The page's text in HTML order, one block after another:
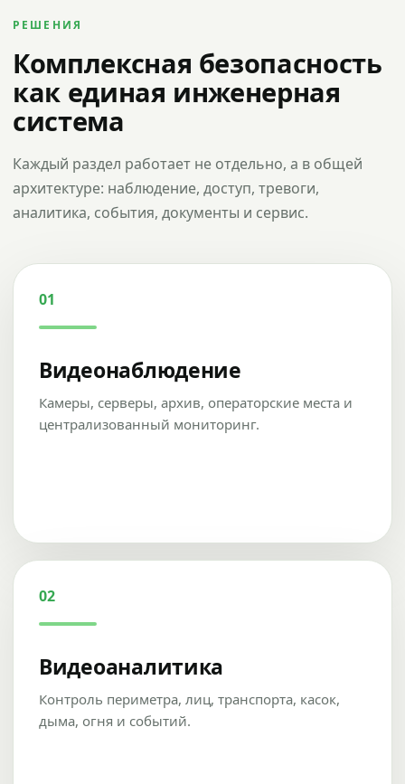
РЕШЕНИЯ
Комплексная безопасность
как единая инженерная
система
Каждый раздел работает не отдельно, а в общей
архитектуре: наблюдение, доступ, тревоги,
аналитика, события, документы и сервис.
01
Видеонаблюдение
Камеры, серверы, архив, операторские места и
централизованный мониторинг.
02
Видеоаналитика
Контроль периметра, лиц, транспорта, касок,
дыма, огня и событий.